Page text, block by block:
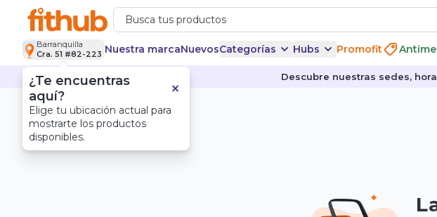
Barranquilla
Cra. 51 #82-223 Nuestra marcaNuevosCategorías Hubs Promofit
Descubre nuestras sedes,
¿Te encuentras
aquí?
Elige tu ubicación actual para
mostrarte los productos
disponibles.